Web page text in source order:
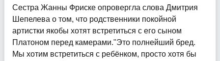
Сестра Жанны Фриске опровергла слова Дмитрия
Шепелева о том, что родственники покойной
артистки якобы хотят встретиться с его сыном
Платоном перед камерами."Это полнейший бред.
Мы хотим встретиться с ребёнком, просто хотя бы